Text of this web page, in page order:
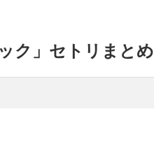
ク」セトリまとめ